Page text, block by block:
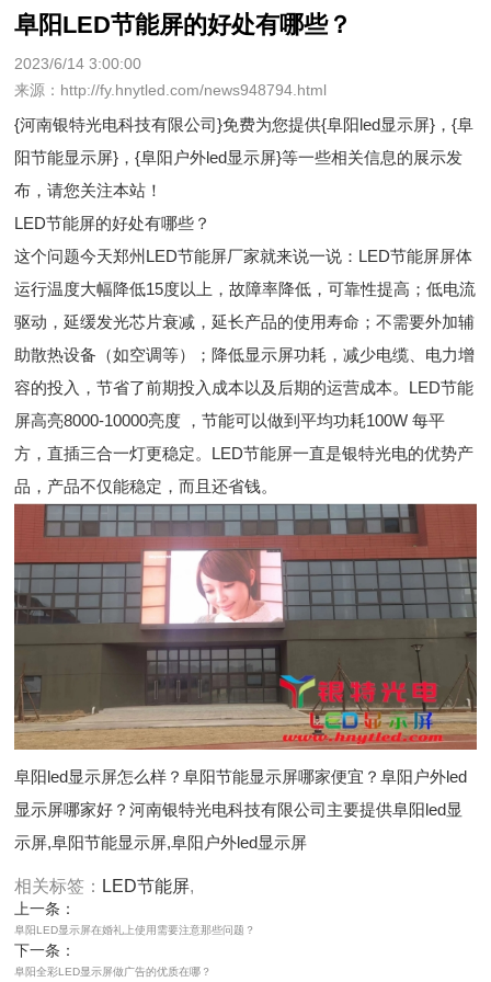
阜阳LED节能屏的好处有哪些？
2023/6/14 3:00:00
来源：http://fy.hnytled.com/news948794.html
{河南银特光电科技有限公司}免费为您提供{阜阳led显示屏} ，{阜
阳节能显示屏}，{阜阳户外led显示屏}等一些相关信息的展示发
布，请您关注本站！
LED节能屏的好处有哪些？
这个问题今天郑州LED节能屏厂家就来说一说：LED节能屏屏体
运行温度大幅降低15度以上，故障率降低，可靠性提高；低电流
驱动，延缓发光芯片衰减，延长产品的使用寿命；不需要外加辅
助散热设备（如空调等）；降低显示屏功耗，减少电缆、电力增
容的投入，节省了前期投入成本以及后期的运营成本。LED节能
屏高亮8000-10000亮度 ，节能可以做到平均功耗100W 每平
方，直插三合一灯更稳定。LED节能屏一直是银特光电的优势产
品，产品不仅能稳定，而且还省钱。
阜阳led显示屏怎么样？阜阳节能显示屏哪家便宜？阜阳户外led
显示屏哪家好？河南银特光电科技有限公司主要提供阜阳led显
示屏,阜阳节能显示屏,阜阳户外led显示屏
相关标签： LED节能屏,
上一条：
阜阳LED显示屏在婚礼上使用需要注意那些问题？
下一条：
阜阳全彩LED显示屏做广告的优质在哪？